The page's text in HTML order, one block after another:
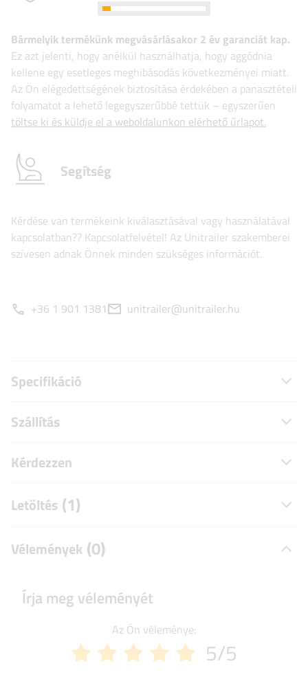
Bármelyik termékünk megvásárlásakor 2 év garanciát kap.
Ez azt jelenti, hogy anélkül használhatja, hogy aggódnia
kellene egy esetleges meghibásodás következményei miatt.
Az Ön elégedettségének biztosítása érdekében a panasztételi
folyamatot a lehető legegyszerűbbé tettük – egyszerűen
töltse ki és küldje el a weboldalunkon elérhető űrlapot.
Segítség
Kérdése van termékeink kiválasztásával vagy használatával
kapcsolatban?? Kapcsolatfelvétel! Az Unitrailer szakemberei
szívesen adnak Önnek minden szükséges információt.
+36 1 901 1381 unitrailer@unitrailer.hu
Specifikáció
Szállítás
Kérdezzen
Letöltés (1)
Vélemények (0)
Írja meg véleményét
Az Ön véleménye:
5/5